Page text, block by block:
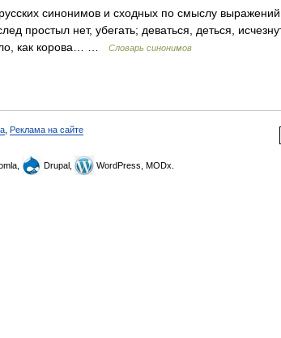
синонимов и сходных по смыслу
простыл нет, убегать; деваться, деться,
как корова… …
Словарь синонимов
Реклама на сайте
Drupal, WordPress, MODx.